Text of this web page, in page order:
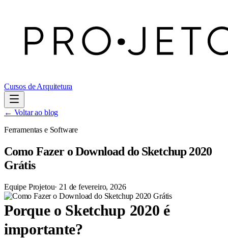
Cursos de Arquitetura
← Voltar ao blog
Ferramentas e Software
Como Fazer o Download do Sketchup 2020
Grátis
Equipe Projetou· 21 de fevereiro, 2026
Porque o Sketchup 2020 é
importante?